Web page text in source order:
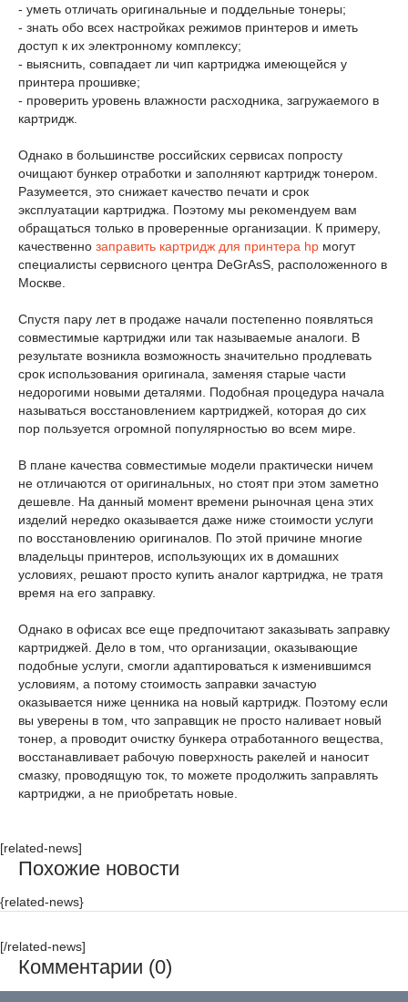
- уметь отличать оригинальные и поддельные тонеры;
- знать обо всех настройках режимов принтеров и иметь
доступ к их электронному комплексу;
- выяснить, совпадает ли чип картриджа имеющейся у
принтера прошивке;
- проверить уровень влажности расходника, загружаемого в
картридж.
Однако в большинстве российских сервисах попросту
очищают бункер отработки и заполняют картридж тонером.
Разумеется, это снижает качество печати и срок
эксплуатации картриджа. Поэтому мы рекомендуем вам
обращаться только в проверенные организации. К примеру,
качественно заправить картридж для принтера hp могут
специалисты сервисного центра DeGrAsS, расположенного в
Москве.
Спустя пару лет в продаже начали постепенно появляться
совместимые картриджи или так называемые аналоги. В
результате возникла возможность значительно продлевать
срок использования оригинала, заменяя старые части
недорогими новыми деталями. Подобная процедура начала
называться восстановлением картриджей, которая до сих
пор пользуется огромной популярностью во всем мире.
В плане качества совместимые модели практически ничем
не отличаются от оригинальных, но стоят при этом заметно
дешевле. На данный момент времени рыночная цена этих
изделий нередко оказывается даже ниже стоимости услуги
по восстановлению оригиналов. По этой причине многие
владельцы принтеров, использующих их в домашних
условиях, решают просто купить аналог картриджа, не тратя
время на его заправку.
Однако в офисах все еще предпочитают заказывать заправку
картриджей. Дело в том, что организации, оказывающие
подобные услуги, смогли адаптироваться к изменившимся
условиям, а потому стоимость заправки зачастую
оказывается ниже ценника на новый картридж. Поэтому если
вы уверены в том, что заправщик не просто наливает новый
тонер, а проводит очистку бункера отработанного вещества,
восстанавливает рабочую поверхность ракелей и наносит
смазку, проводящую ток, то можете продолжить заправлять
картриджи, а не приобретать новые.
[related-news]
Похожие новости
{related-news}
[/related-news]
Комментарии (0)